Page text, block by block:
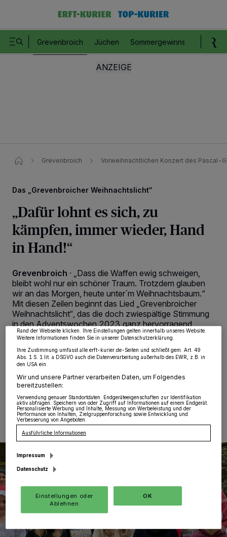
Grevenbroich Jüchen Sommergewinnspiel
Grevenbroich Vorweihnachtlichen Konzert des Pascal-
Das „Grevenbroicher Weihnachtslicht“
„Dafür lohnt es sich, zu
kämpfen, immer wieder, Hand
in Hand!“
Grevenbroich · „Dass die Waffen ewig schweigen,
bleibt wohl nur ein schöner Traum. Trotzdem glauben
wir an das Morgen, heute unter´m Weihnachtsbaum.“
Mit diesen Zeilen beginnt das Lied „Grevenbroicher
Weihnachtslicht“, das die doch zwiespältige Stimmung
in den Adventswochen 2023 ganz hervorragend
umschreibt. Beim „vorweihnachtlichen Konzert“ des
bedenkenswerten Text intonieren.
17.12.2023 , 12:17 Uhr 2 Minuten Lesezeit
Wir und unsere 218-Partner speichern und greifen auf personenbezogene Daten
wie Browserdaten oder eindeutige Kennungen auf Ihrem Gerät zu. Durch Auswahl
von OK aktivieren Sie Tracking-Technologien für die unter „Wir und unsere
Partner verarbeiten Daten, um Ihnen Dienste bereitzustellen“ aufgeführten
Zwecke. Wenn Tracker deaktiviert sind, sind manche Inhalte und Anzeigen
möglicherweise nicht mehr so relevant für Sie. Sie können dieses Menü jederzeit
wieder aufrufen, um Ihre Einstellungen zu ändern oder Ihre Einwilligung zu
widerrufen, indem Sie auf den Link Einstellungen oder Ablehnen am unteren
Rand der Webseite klicken. Ihre Einstellungen gelten innerhalb unseres Website.
Weitere Informationen finden Sie in unserer Datenschutzerklärung.
Ihre Zustimmung umfasst alle erft-kurier.de-Seiten und schließt gem. Art. 49
Abs. 1 S. 1 lit. a DSGVO auch die Datenverarbeitung außerhalb des EWR, z.B. in
den USA ein.
Wir und unsere Partner verarbeiten Daten, um Folgendes
bereitzustellen:
Verwendung genauer Standortdaten. Endgeräteeigenschaften zur Identifikation
aktiv abfragen. Speichern von oder Zugriff auf Informationen auf einem Endgerät.
Personalisierte Werbung und Inhalte, Messung von Werbeleistung und der
Performance von Inhalten, Zielgruppenforschung sowie Entwicklung und
Verbesserung von Angeboten.
Ausführliche Informationen
Impressum
Datenschutz
Einstellungen oder
Ablehnen
OK